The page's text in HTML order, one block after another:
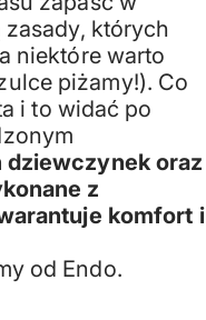
zasady, których
niektóre warto
piżamy!). Co
i to widać po
dziewczynek oraz
z
komfort i
od Endo.